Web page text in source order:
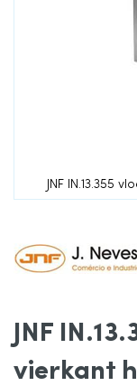
JNF
vierkant
JNF IN.13.355
naar